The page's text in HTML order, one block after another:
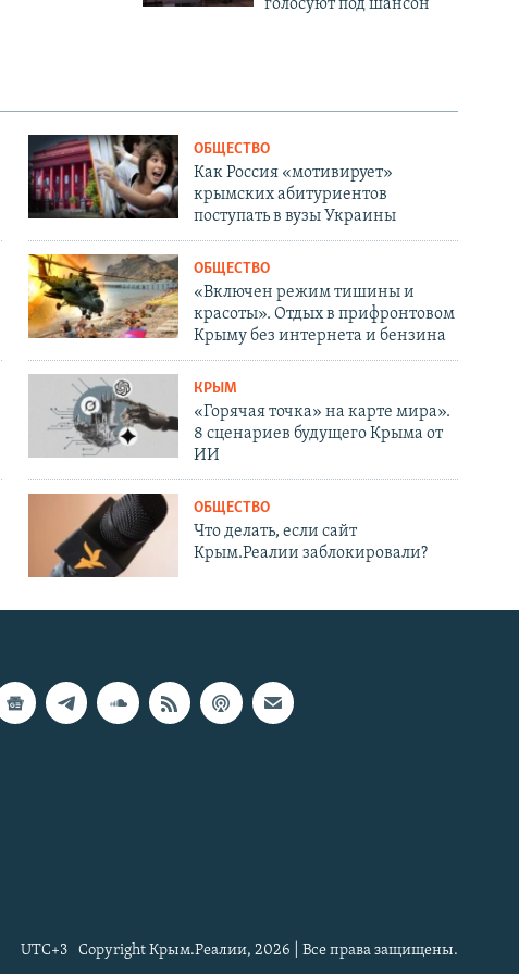
голосуют под шансон
ОБЩЕСТВО
Как Россия «мотивирует»
крымских абитуриентов
поступать в вузы Украины
ОБЩЕСТВО
«Включен режим тишины и
красоты». Отдых в прифронтовом
Крыму без интернета и бензина
КРЫМ
«Горячая точка» на карте мира».
8 сценариев будущего Крыма от
ИИ
ОБЩЕСТВО
Что делать, если сайт
Крым.Реалии заблокировали?
Copyright Крым.Реалии, 2026 | Все права защищены.
UTC+3